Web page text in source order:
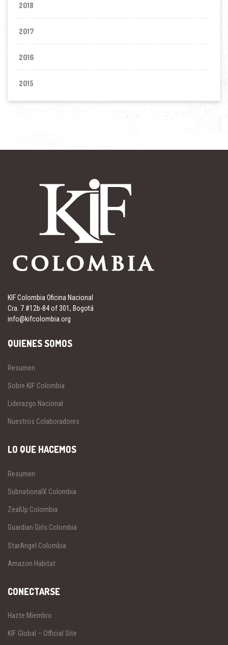
2018
2017
2016
2015
KIF Colombia Oficina Nacional
Cra. 7 #12b-84 of 301, Bogotá
info@kifcolombia.org
QUIENES SOMOS
Resumen
Sobre KIF Colombia
Liderazgo Nacional
Nuestros Colaboradores
LO QUE HACEMOS
Resumen
SubnationalX Colombia
ZealUp Colombia
Guardian Girls Colombia
StarAngel Colombia
Amazon Habitat
CONECTARSE
Hazte Miembro
KIF Global – Official Site